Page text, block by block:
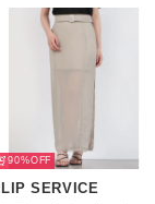
90%
LIP SERVICE